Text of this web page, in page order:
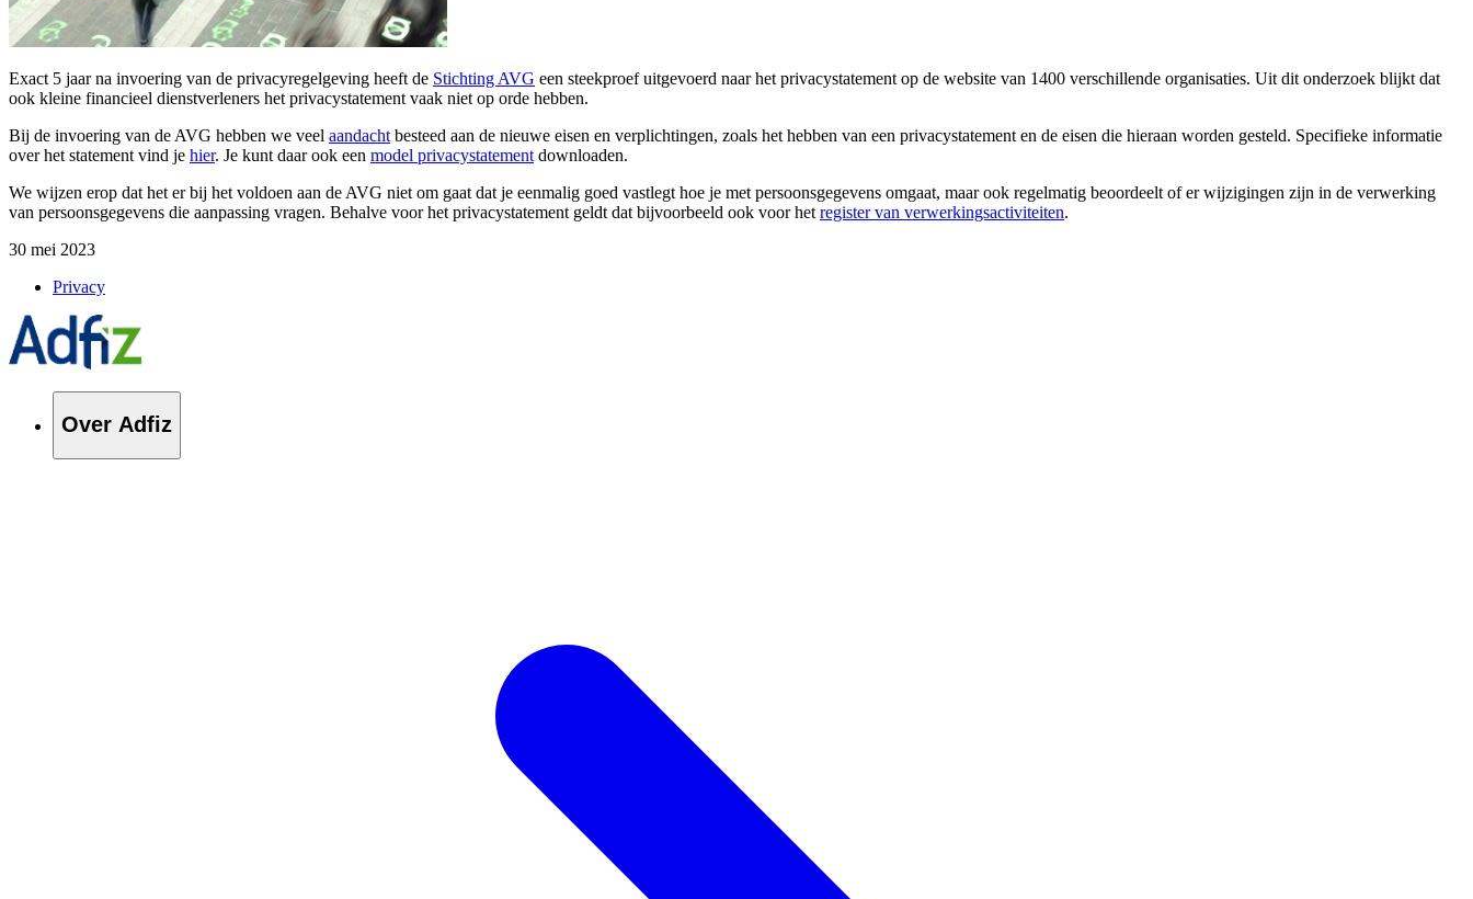
Exact 5 jaar na invoering van de privacyregelgeving heeft de Stichting AVG een steekproef uitgevoerd naar het privacystatement op de website van 1400 verschillende organisaties. Uit dit onderzoek blijkt dat
ook kleine financieel dienstverleners het privacystatement vaak niet op orde hebben.
Bij de invoering van de AVG hebben we veel aandacht besteed aan de nieuwe eisen en verplichtingen, zoals het hebben van een privacystatement en de eisen die hieraan worden gesteld. Specifieke informatie
over het statement vind je hier. Je kunt daar ook een model privacystatement downloaden.
We wijzen erop dat het er bij het voldoen aan de AVG niet om gaat dat je eenmalig goed vastlegt hoe je met persoonsgegevens omgaat, maar ook regelmatig beoordeelt of er wijzigingen zijn in de verwerking
van persoonsgegevens die aanpassing vragen. Behalve voor het privacystatement geldt dat bijvoorbeeld ook voor het register van verwerkingsactiviteiten.
30 mei 2023
Privacy
Over Adfiz